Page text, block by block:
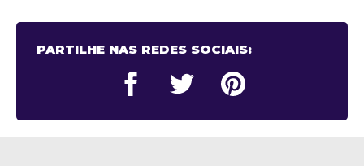
PARTILHE NAS REDES SOCIAIS: